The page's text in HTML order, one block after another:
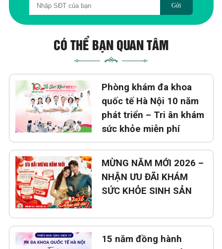
Gửi
CÓ THỂ BẠN QUAN TÂM
Phòng khám đa khoa
quốc tế Hà Nội 10 năm
phát triển – Tri ân khám
sức khỏe miễn phí
MỪNG NĂM MỚI 2026 –
NHẬN ƯU ĐÃI KHÁM
SỨC KHỎE SINH SẢN
15 năm đồng hành